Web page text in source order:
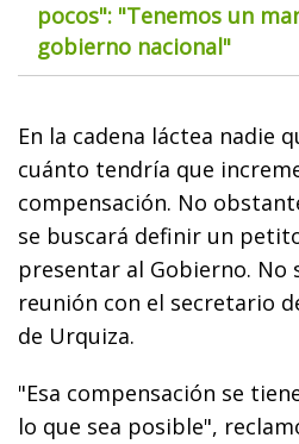
pocos": "Tenemos un
gobierno nacional"
En la cadena láctea nadie
cuánto tendría que
compensación. No
se buscará definir un
presentar al Gobierno. No
reunión con el secretario
de Urquiza.
"Esa compensación se
lo que sea posible",